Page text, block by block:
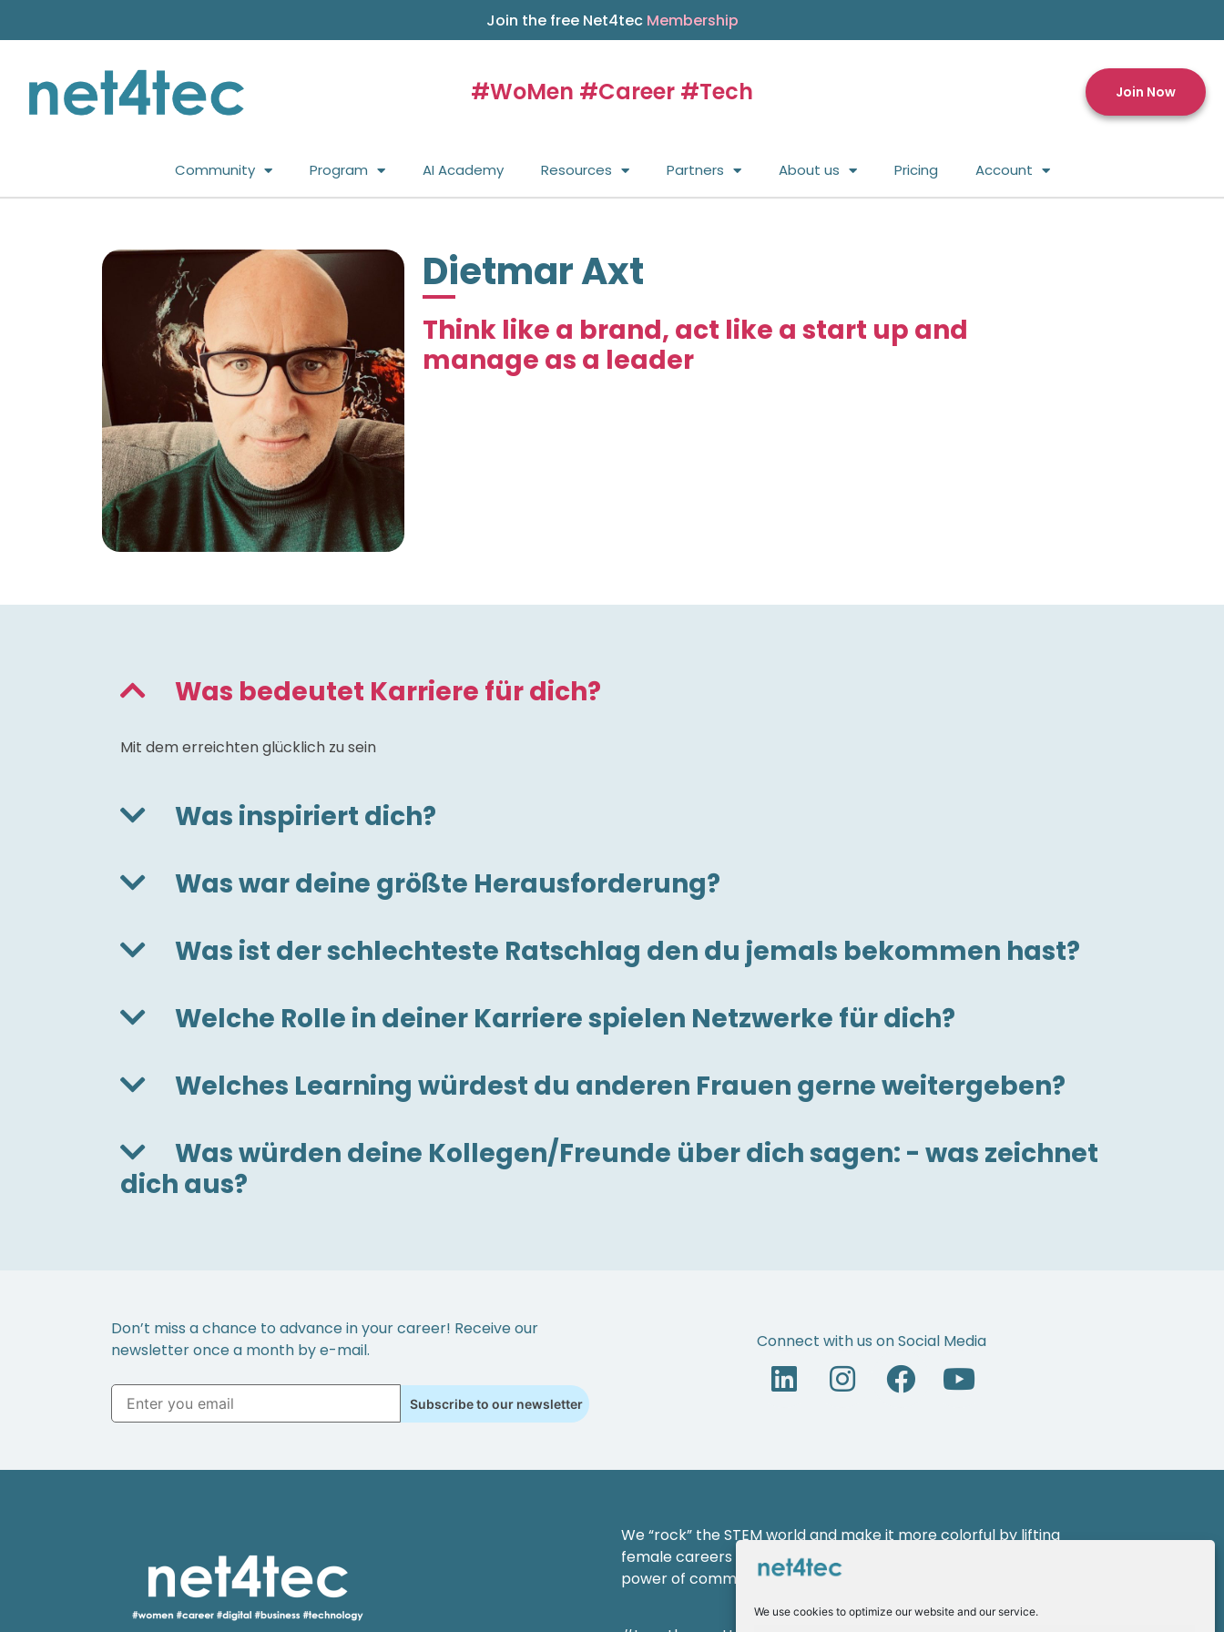
We use cookies to optimize our website and our service.
Join the free Net4tec Membership
#WoMen #Career #Tech Join Now
Community Program AI Academy Resources Partners About us Pricing Account
Dietmar Axt
Think like a brand, act like a start up and
manage as a leader
Was bedeutet Karriere für dich?
Mit dem erreichten glücklich zu sein
Was inspiriert dich?
Was war deine größte Herausforderung?
Was ist der schlechteste Ratschlag den du jemals bekommen hast?
Welche Rolle in deiner Karriere spielen Netzwerke für dich?
Welches Learning würdest du anderen Frauen gerne weitergeben?
Was würden deine Kollegen/Freunde über dich sagen: - was zeichnet
dich aus?
Don’t miss a chance to advance in your career! Receive our
newsletter once a month by e-mail.
Subscribe to our newsletter
Connect with us on Social Media
We “rock” the STEM world and make it more colorful by lifting
female careers and shaping a new face of leadership with the
power of community.